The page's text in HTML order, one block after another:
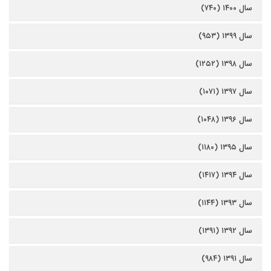
سال ۱۴۰۰ (۷۴۰)
سال ۱۳۹۹ (۹۵۳)
سال ۱۳۹۸ (۱۲۵۲)
سال ۱۳۹۷ (۱۰۷۱)
سال ۱۳۹۶ (۱۰۴۸)
سال ۱۳۹۵ (۱۱۸۰)
سال ۱۳۹۴ (۱۴۱۷)
سال ۱۳۹۳ (۱۱۴۴)
سال ۱۳۹۲ (۱۳۹۱)
سال ۱۳۹۱ (۹۸۴)